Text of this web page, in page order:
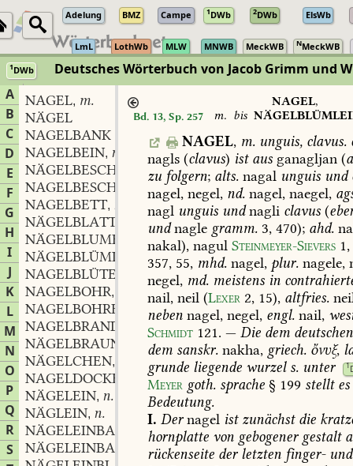
Adelung BMZ Campe 1DWb 2DWb ElsWb
LmL LothWb MLW MNWB MeckWB NMeckWB
1DWb Deutsches Wörterbuch von Jacob Grimm und
A
B
C
D
E
F
G
H
I
J
K
L
M
N
O
P
Q
R
S
NAGEL, m.
NÄGEL
NAGELBANK
NAGELBEIN, n.
NÄGELBESCHNEIDUNG , f.
NAGELBESCHWÖRUNG,
NAGELBETT, n.
NÄGELBLATT
NÄGELBLUME
NÄGELBLÜMLEIN
,n.
NAGELBLÜTE
NAGELBOHR,
NAGELBOHRER
m.
NAGELBRAND
NÄGELBRAUN
NÄGELCHEN,
NAGELDOCKE
NÄGELEIN, n.
NÄGLEIN, n.
NÄGELEINBALSAM
NÄGELEINBAUM
m.
Bd. 13, Sp. 257
NAGEL,
m. bis
NAGEL, m. unguis,clavus.
nagls (clavus) istaus ganagljan (
zu folgern; alts. nagal unguis und
nagel, negel, nd. nagel, naegel,
nagl unguis undnagli clavus (
undnagle gramm. 3, 470); ahd.
nakal), nagul Steinmeyer-Sievers 1,
357, 55, mhd. nagel, plur. nagele,
negel, md. meistens in
nail, neil (Lexer 2, 15), altfries.
neben nagel, negel, engl. nail,
Schmidt 121. — Die dem deutschen
dem sanskr. nakha, griech. ὄνυξ,
grunde liegende wurzels. unter 1
Meyer goth. sprache § 199 stelltes
Bedeutung.
I. Dernagel istzunächstdie
hornplatte von gebogenergestalt
rückenseite derletzten finger-und